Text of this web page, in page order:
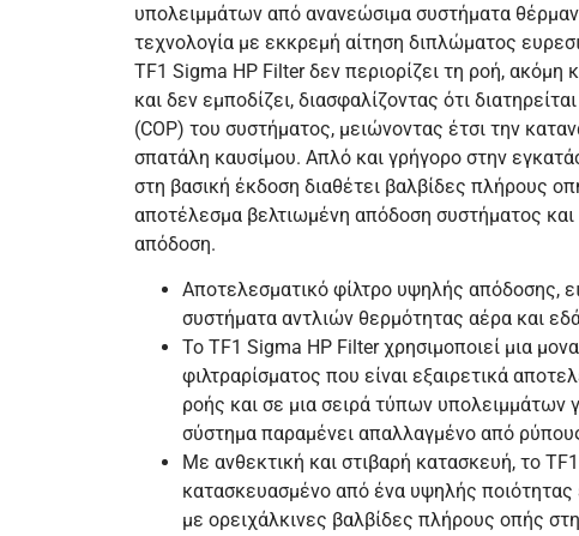
υπολειμμάτων από ανανεώσιμα συστήματα
τεχνολογία με εκκρεμή αίτηση διπλώματος
TF1 Sigma HP Filter δεν περιορίζει τη ροή,
και δεν εμποδίζει, διασφαλίζοντας ότι
(COP) του συστήματος, μειώνοντας έτσι την
σπατάλη καυσίμου. Απλό και γρήγορο στην
στη βασική έκδοση διαθέτει βαλβίδες πλήρους
αποτέλεσμα βελτιωμένη απόδοση συστήματος
απόδοση.
Αποτελεσματικό φίλτρο υψηλής απόδοσης,
συστήματα αντλιών θερμότητας αέρα και
Το TF1 Sigma HP Filter χρησιμοποιεί μια
φιλτραρίσματος που είναι εξαιρετικά
ροής και σε μια σειρά τύπων υπολειμμάτων
σύστημα παραμένει απαλλαγμένο από
Με ανθεκτική και στιβαρή κατασκευή, το
κατασκευασμένο από ένα υψηλής ποιότητας
με ορειχάλκινες βαλβίδες πλήρους οπής